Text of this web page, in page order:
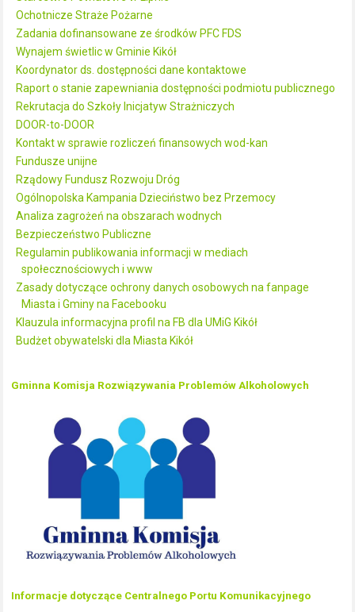
Ochotnicze Straże Pożarne
Zadania dofinansowane ze środków PFC FDS
Wynajem świetlic w Gminie Kikół
Koordynator ds. dostępności dane kontaktowe
Raport o stanie zapewniania dostępności podmiotu publicznego
Rekrutacja do Szkoły Inicjatyw Strażniczych
DOOR-to-DOOR
Kontakt w sprawie rozliczeń finansowych wod-kan
Fundusze unijne
Rządowy Fundusz Rozwoju Dróg
Ogólnopolska Kampania Dzieciństwo bez Przemocy
Analiza zagrożeń na obszarach wodnych
Bezpieczeństwo Publiczne
Regulamin publikowania informacji w mediach
społecznościowych i www
Zasady dotyczące ochrony danych osobowych na fanpage
Miasta i Gminy na Facebooku
Klauzula informacyjna profil na FB dla UMiG Kikół
Budżet obywatelski dla Miasta Kikół
Gminna Komisja Rozwiązywania Problemów Alkoholowych
Informacje dotyczące Centralnego Portu Komunikacyjnego